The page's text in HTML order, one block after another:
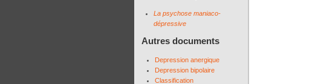
La psychose maniaco-
dépressive
Autres documents
Depression anergique
Depression bipolaire
Classification